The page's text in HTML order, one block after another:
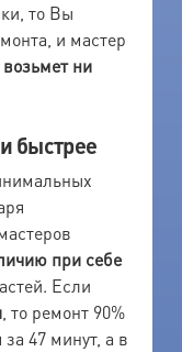
то Вы
и мастер
возьмет ни
быстрее
при себе
Если
, то ремонт 90%
47 минут, а в